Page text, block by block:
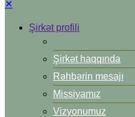
✕
Şirkət profili
Şirkət haqqında
Rəhbərin mesajı
Missiyamız
Vizyonumuz